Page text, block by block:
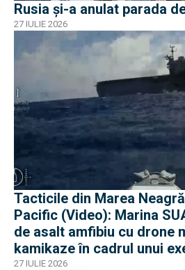
Rusia și-a anulat parada
27 IULIE 2026
Tacticile din Marea
Pacific (Video): Marina
de asalt amfibiu cu drone
kamikaze în cadrul unui
27 IULIE 2026